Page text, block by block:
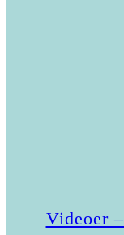
Videoer